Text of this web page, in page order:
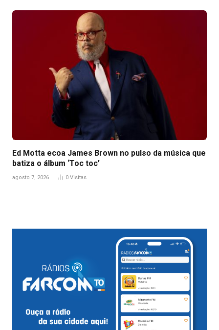
Ed Motta ecoa James Brown no pulso da música que
batiza o álbum ‘Toc toc’
agosto 7, 2026 0 Visitas